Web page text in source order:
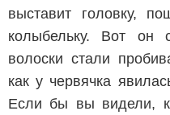
выставит головку,
колыбельку. Вот он
волоски стали
как у червячка
Если бы вы видели,